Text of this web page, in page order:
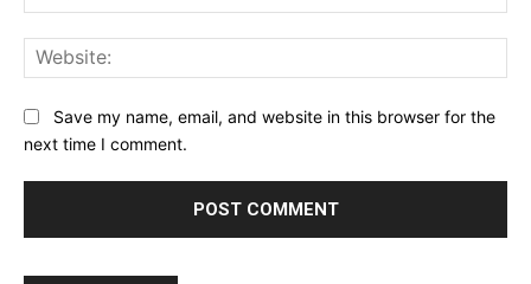
Save my name, email, and website in this browser for the
next time I comment.